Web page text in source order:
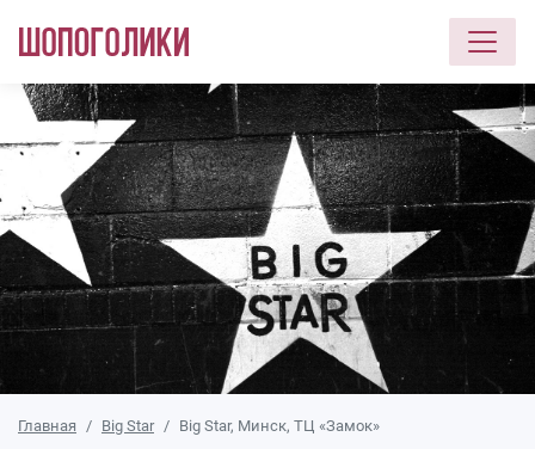
Перейти к основному содержанию
Главная Big Star Big Star, Минск, ТЦ «Замок»